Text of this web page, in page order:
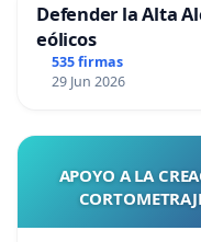
Defender la Alta
eólicos
535 firmas
29 Jun 2026
APOYO A LA